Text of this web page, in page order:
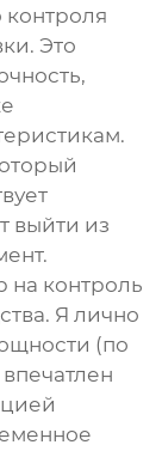
контроля
Это
выйти из
на контроль
Я лично
(по